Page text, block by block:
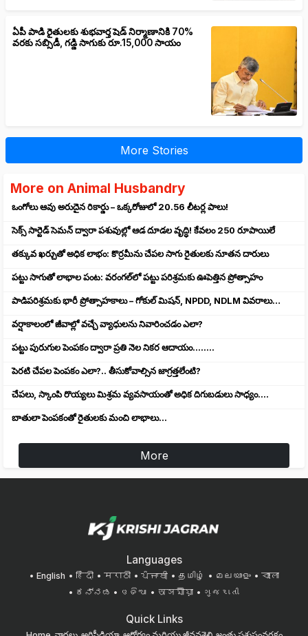
ఏపీ పాడి రైతులకు శుభవార్త షెడ్ నిర్మాణానికి 70%
వరకు సబ్సిడీ, గడ్డి సాగుకు రూ.15,000 సాయం
More Stories
More on Animal Husbandry
ఒంగోలు ఆవు అరుదైన రికార్డు – ఒక్కరోజులో 20.56 లీటర్ల పాలు!
సెక్స్‌ సార్టెడ్‌ సెమన్‌ ద్వారా పశువుల్లో ఆడ దూడల వృద్ధి! కేవలం 250 రూపాయిలే
తక్కువ ఖర్చుతో అధిక లాభం: కొర్రమీను చేపల సాగు రైతులకు నూతన దారులు
పట్టు సాగుతో లాభాల పంట: వరంగల్‌లో పట్టు పరిశ్రమకు ఊపెత్తిన ప్రోత్సాహం
పాడిపరిశ్రమకు భారీ ప్రోత్సాహకాలు – గోకుల్ మిషన్, NPDD, NDLM వివరాలు…
వర్షాకాలంలో జీవాల్లో వచ్చే వ్యాధులను నివారించడం ఎలా?
పట్టు పురుగుల పెంపకం ద్వారా ప్రతి నెల నికర ఆదాయం........
పెరటి చేపల పెంపకం ఎలా?.. తీసుకోవాల్సిన జాగ్రత్తలేంటి?
చేపలు, స్కాంపి రొయ్యలు మిశ్రమ వ్యవసాయంతో అధిక దిగుబడులు సాధ్యం....
బాతులా పెంపకంతో రైతులకు మంచి లాభాలు...
More
Languages
English हिंदी मराठी ਪੰਜਾਬੀ தமிழ் മലയാളം
বাংলা
ಕನ್ನಡ
ଓଡିଆ অসমীয়া ગુજરાતી
Quick Links